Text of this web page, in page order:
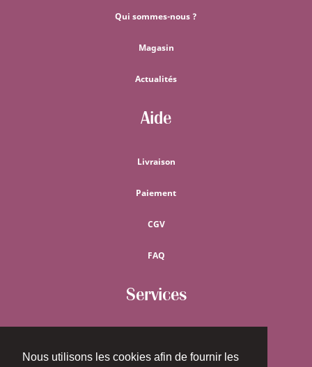
Nous utilisons les cookies afin de fournir les
Qui sommes-nous ?
Magasin
Actualités
Aide
Livraison
Paiement
CGV
FAQ
Services